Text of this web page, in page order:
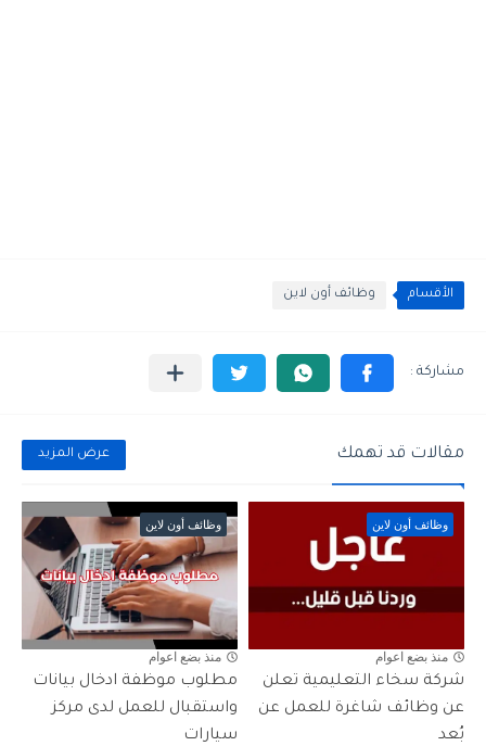
الأقسام وظائف أون لاين
مقالات قد تهمك عرض المزيد
وظائف أون لاين
منذ بضع اعوام
شركة سخاء التعليمية تعلن
عن وظائف شاغرة للعمل عن
بُعد
وظائف أون لاين
منذ بضع اعوام
مطلوب موظفة ادخال بيانات
واستقبال للعمل لدى مركز
سيارات